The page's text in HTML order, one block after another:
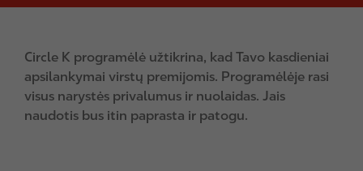
Circle K programėlė užtikrina, kad Tavo kasdieniai
apsilankymai virstų premijomis. Programėlėje rasi
visus narystės privalumus ir nuolaidas. Jais
naudotis bus itin paprasta ir patogu.